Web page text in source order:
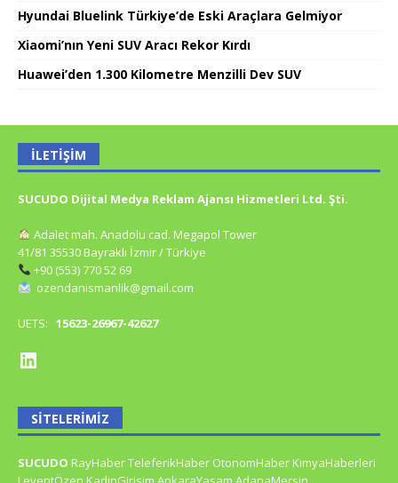
Hyundai Bluelink Türkiye’de Eski Araçlara Gelmiyor
Xiaomi’nın Yeni SUV Aracı Rekor Kırdı
Huawei’den 1.300 Kilometre Menzilli Dev SUV
İLETIŞIM
SUCUDO Dijital Medya Reklam Ajansı Hizmetleri Ltd. Şti.
Adalet mah. Anadolu cad. Megapol Tower
41/81 35530 Bayraklı İzmir / Türkiye
+90 (553) 770 52 69
ozendanismanlik@gmail.com
UETS: 15623-26967-42627
SITELERIMIZ
SUCUDO RayHaberTeleferikHaber OtonomHaber KimyaHaberleri